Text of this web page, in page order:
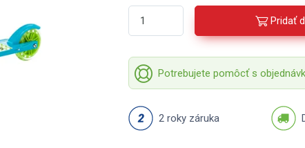
Pridať
Potrebujete pomôcť s
2 roky záruka